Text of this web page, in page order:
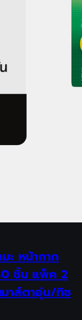
ะ หน้ากาก
ชิ้น แพ็ค 2
าส์ตาอุ่น/ทิช